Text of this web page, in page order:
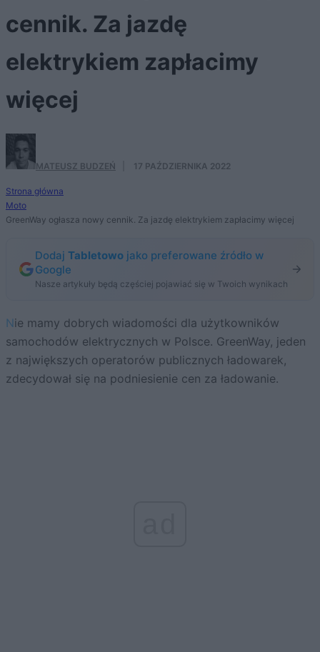
cennik. Za jazdę
elektrykiem zapłacimy
więcej
MATEUSZ BUDZEŃ 17 PAŹDZIERNIKA 2022
Strona główna
Moto
GreenWay ogłasza nowy cennik. Za jazdę elektrykiem zapłacimy więcej
Dodaj Tabletowo jako preferowane źródło w
Google
Nasze artykuły będą częściej pojawiać się w Twoich wynikach
Nie mamy dobrych wiadomości dla użytkowników
samochodów elektrycznych w Polsce. GreenWay, jeden
z największych operatorów publicznych ładowarek,
zdecydował się na podniesienie cen za ładowanie.